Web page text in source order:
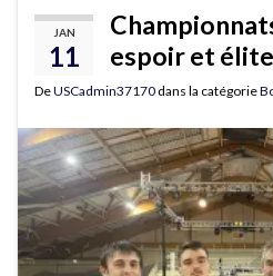
JAN
11
espoir et
DeUSCadmin37170 dans la catégorie